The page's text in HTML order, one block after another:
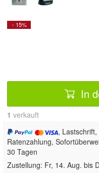
- 15%
In
1 verkauft
,
Ratenzahlung,
30 Tagen
Zustellung: Fr, 14. Aug. bis